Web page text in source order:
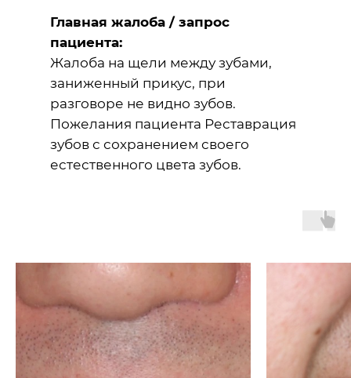
Главная жалоба / запрос
пациента:
Жалоба на щели между зубами,
заниженный прикус, при
разговоре не видно зубов.
Пожелания пациента Реставрация
зубов с сохранением своего
естественного цвета зубов.